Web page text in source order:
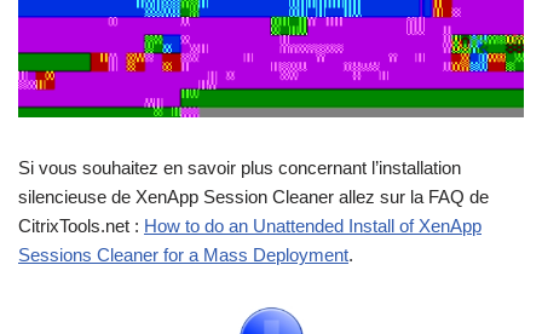
Si vous souhaitez en savoir plus concernant l’installation
silencieuse de XenApp Session Cleaner allez sur la FAQ de
CitrixTools.net : How to do an Unattended Install of XenApp
Sessions Cleaner for a Mass Deployment.